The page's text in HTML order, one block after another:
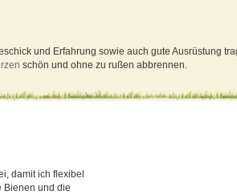
und Erfahrung sowie auch gute Ausrüstung
schön und ohne zu rußen abbrennen.
damit ich flexibel
Bienen und die